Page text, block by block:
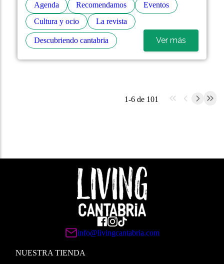
Agenda
Recomendamos
Eventos
Cultura y ocio
La revista
Descubriendo cantabria Ver más
1-6 de 101
info@livingcantabria.com
NUESTRA TIENDA